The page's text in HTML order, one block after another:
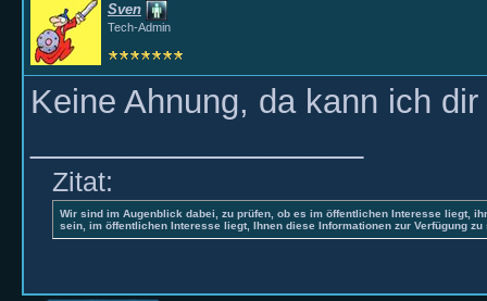
Sven
Tech-Admin
Keine Ahnung, da kann ich
Zitat:
Wir sind im Augenblick dabei, zu prüfen, ob es im öffentlichen Interesse liegt,
sein, im öffentlichen Interesse liegt, Ihnen diese Informationen zur Verfügung zu